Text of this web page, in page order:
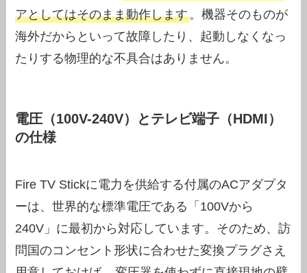
アとしてはそのまま動作します。機器そのものが
海外だからといって故障したり、起動しなくなっ
たりする物理的な不具合はありません。
電圧（100V-240V）とテレビ端子（HDMI）
の仕様
Fire TV Stickに電力を供給する付属のACアダプタ
ーは、世界的な標準電圧である「100Vから
240V」に最初から対応しています。そのため、訪
問国のコンセント形状に合わせた変換プラグさえ